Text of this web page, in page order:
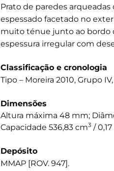
Prato de paredes
espessado facetado no
muito ténue junto ao bordo
espessura irregular com
Classificação e cronologia
Tipo – Moreira 2010, Grupo
Dimensões
Altura máxima 48 mm;
Capacidade 536,83 cm3 / 0,17
Depósito
MMAP [ROV. 947].